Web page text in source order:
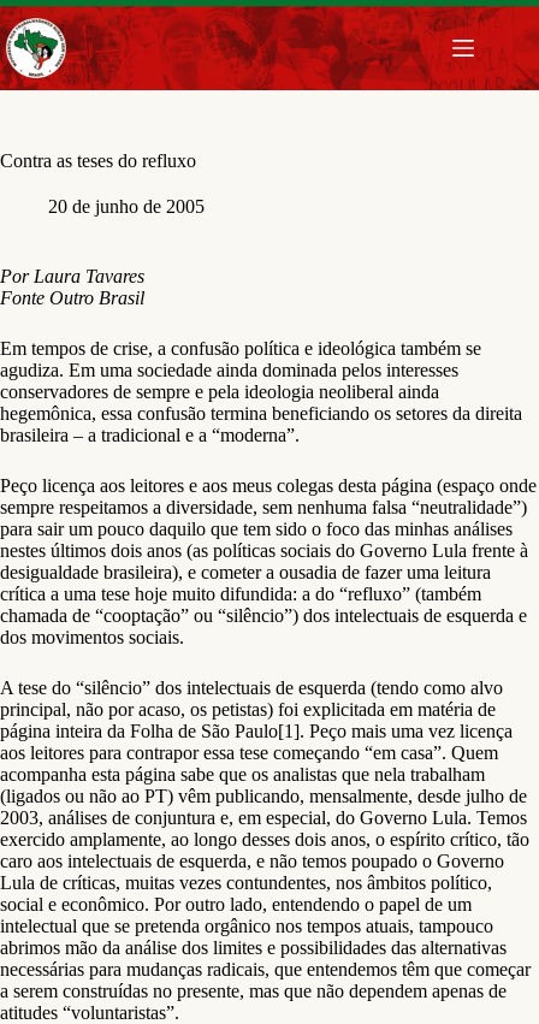
Pular
para
o
conteúdo
Contra as teses do refluxo
20 de junho de 2005
Por Laura Tavares
Fonte Outro Brasil
Em tempos de crise, a confusão política e ideológica também se
agudiza. Em uma sociedade ainda dominada pelos interesses
conservadores de sempre e pela ideologia neoliberal ainda
hegemônica, essa confusão termina beneficiando os setores da direita
brasileira – a tradicional e a “moderna”.
Peço licença aos leitores e aos meus colegas desta página (espaço onde
sempre respeitamos a diversidade, sem nenhuma falsa “neutralidade”)
para sair um pouco daquilo que tem sido o foco das minhas análises
nestes últimos dois anos (as políticas sociais do Governo Lula frente à
desigualdade brasileira), e cometer a ousadia de fazer uma leitura
crítica a uma tese hoje muito difundida: a do “refluxo” (também
chamada de “cooptação” ou “silêncio”) dos intelectuais de esquerda e
dos movimentos sociais.
A tese do “silêncio” dos intelectuais de esquerda (tendo como alvo
principal, não por acaso, os petistas) foi explicitada em matéria de
página inteira da Folha de São Paulo[1]. Peço mais uma vez licença
aos leitores para contrapor essa tese começando “em casa”. Quem
acompanha esta página sabe que os analistas que nela trabalham
(ligados ou não ao PT) vêm publicando, mensalmente, desde julho de
2003, análises de conjuntura e, em especial, do Governo Lula. Temos
exercido amplamente, ao longo desses dois anos, o espírito crítico, tão
caro aos intelectuais de esquerda, e não temos poupado o Governo
Lula de críticas, muitas vezes contundentes, nos âmbitos político,
social e econômico. Por outro lado, entendendo o papel de um
intelectual que se pretenda orgânico nos tempos atuais, tampouco
abrimos mão da análise dos limites e possibilidades das alternativas
necessárias para mudanças radicais, que entendemos têm que começar
a serem construídas no presente, mas que não dependem apenas de
atitudes “voluntaristas”.